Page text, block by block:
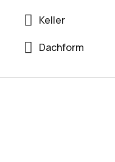
Keller
Dachform